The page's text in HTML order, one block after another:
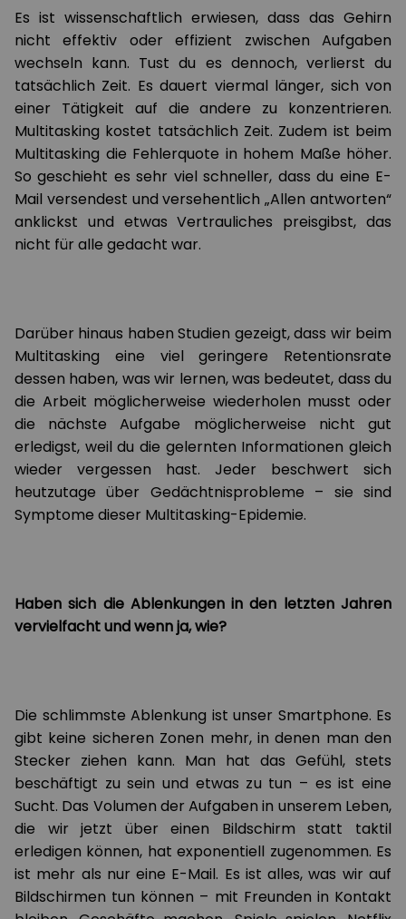
Es ist wissenschaftlich erwiesen, dass das Gehirn
nicht effektiv oder effizient zwischen Aufgaben
wechseln kann. Tust du es dennoch, verlierst du
tatsächlich Zeit. Es dauert viermal länger, sich von
einer Tätigkeit auf die andere zu konzentrieren.
Multitasking kostet tatsächlich Zeit. Zudem ist beim
Multitasking die Fehlerquote in hohem Maße höher.
So geschieht es sehr viel schneller, dass du eine E-
Mail versendest und versehentlich „Allen antworten“
anklickst und etwas Vertrauliches preisgibst, das
nicht für alle gedacht war.
Darüber hinaus haben Studien gezeigt, dass wir beim
Multitasking eine viel geringere Retentionsrate
dessen haben, was wir lernen, was bedeutet, dass du
die Arbeit möglicherweise wiederholen musst oder
die nächste Aufgabe möglicherweise nicht gut
erledigst, weil du die gelernten Informationen gleich
wieder vergessen hast. Jeder beschwert sich
heutzutage über Gedächtnisprobleme – sie sind
Symptome dieser Multitasking-Epidemie.
Haben sich die Ablenkungen in den letzten Jahren
vervielfacht und wenn ja, wie?
Die schlimmste Ablenkung ist unser Smartphone. Es
gibt keine sicheren Zonen mehr, in denen man den
Stecker ziehen kann. Man hat das Gefühl, stets
beschäftigt zu sein und etwas zu tun – es ist eine
Sucht. Das Volumen der Aufgaben in unserem Leben,
die wir jetzt über einen Bildschirm statt taktil
erledigen können, hat exponentiell zugenommen. Es
ist mehr als nur eine E-Mail. Es ist alles, was wir auf
Bildschirmen tun können – mit Freunden in Kontakt